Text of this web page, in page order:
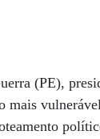
(PE),
mais